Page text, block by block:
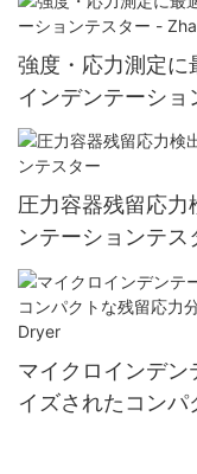
強度・応力測定に
インデンテーシ
圧力容器残留応
ンテーションテス
マイクロインデ
イズされたコンパ